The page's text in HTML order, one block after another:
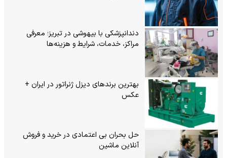
دندانپزشکی با بیهوشی در تبریز؛ معرفی
مراکز، خدمات، شرایط و هزینه‌ها
بهترین برندهای دیزل ژنراتور در ایران +
عکس
حل بحران بی‌ اعتمادی در خرید و فروش
آنلاین ماشین